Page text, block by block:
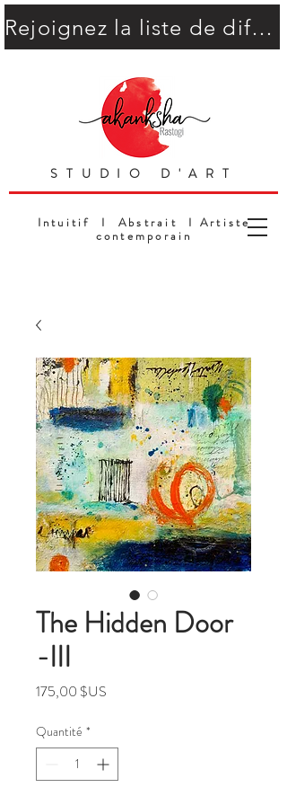
STUDIO D'ART
Intuitif I Abstrait I Artiste
contemporain
Rejoignez la liste de diffusion
The Hidden Door
-III
175,00 $US
Quantité *